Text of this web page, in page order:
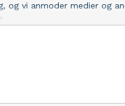
og vi anmoder medier og